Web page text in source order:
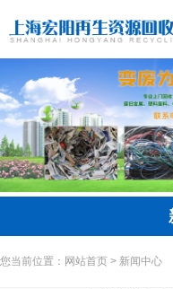
您当前位置：网站首页 > 新闻中心